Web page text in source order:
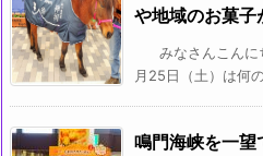
や地域のお菓子
みなさんこんに
月25日（土）は何
鳴門海峡を一望